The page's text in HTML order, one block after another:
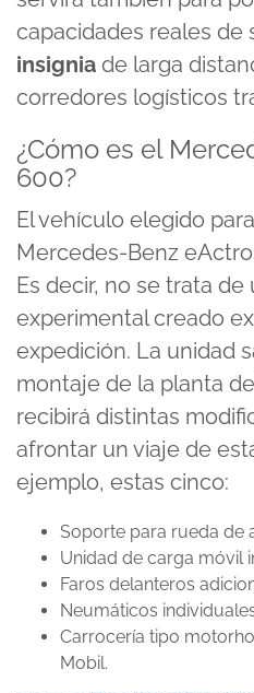
capacidades reales de
insignia de larga
corredores logísticos
¿Cómo es el
600?
El vehículo elegido
Mercedes-Benz
Es decir, no se trata
experimental creado
expedición. La unidad
montaje de la planta
recibirá distintas
afrontar un viaje de
ejemplo, estas cinco:
Soporte para rueda de
Unidad de carga móvil
Faros delanteros
Neumáticos
Carrocería tipo
Mobil.